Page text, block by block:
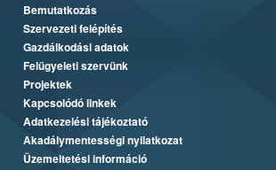
Bemutatkozás
Szervezeti felépítés
Gazdálkodási adatok
Felügyeleti szervünk
Projektek
Kapcsolódó linkek
Adatkezelési tájékoztató
Akadálymentességi nyilatkozat
Üzemeltetési információ